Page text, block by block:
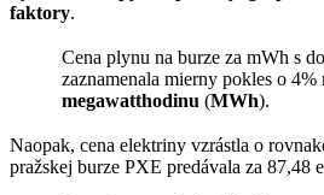
faktory.
Cena plynu na burze za mWh s
zaznamenala mierny pokles o 4%
megawatthodinu (MWh).
Naopak, cena elektriny vzrástla o
pražskej burze PXE predávala za 87,48